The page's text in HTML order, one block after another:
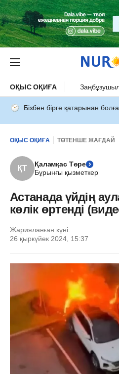
ОҚЫС ОҚИҒА
Бізбен бірге қатарынан
ОҚЫС ОҚИҒА ТӨТЕНШЕ ЖАҒДАЙ
ҚТ
Қаламқас Төре
Бұрынғы қызметкер
Астанада үйдің
көлік өртенді
Жарияланған күні:
26 қыркүйек 2024, 15:37